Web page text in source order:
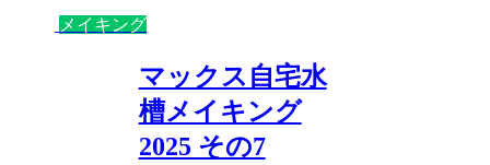
メイキング
マックス自宅水
槽メイキング
2025 その7